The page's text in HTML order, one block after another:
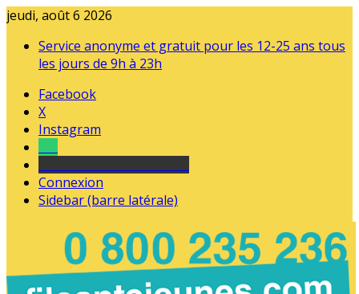
jeudi, août 6 2026
Service anonyme et gratuit pour les 12-25 ans tous
les jours de 9h à 23h
Facebook
X
Instagram
Connexion
Sidebar (barre latérale)